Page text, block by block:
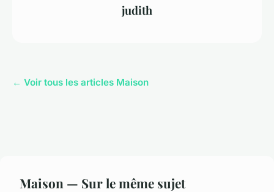
judith
← Voir tous les articles Maison
Maison — Sur le même sujet